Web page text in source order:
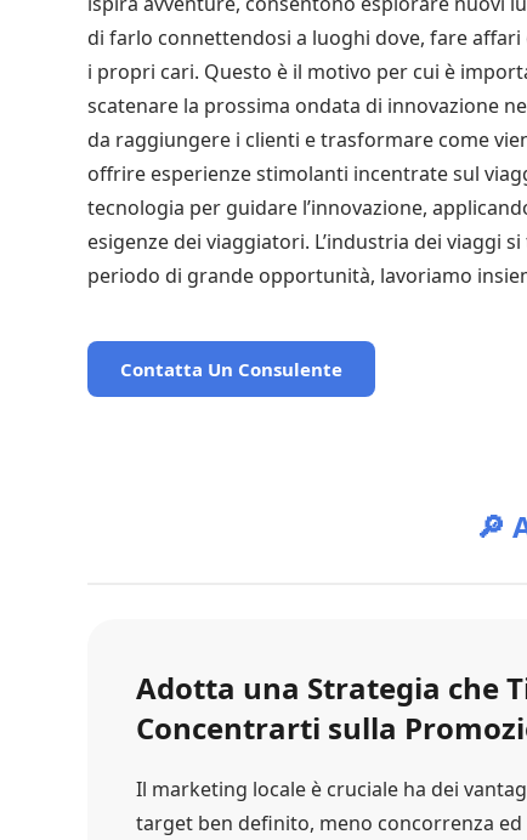
di farlo connettendosi a luoghi dove, fare
i propri cari. Questo è il motivo per cui è
scatenare la prossima ondata di innovazione
da raggiungere i clienti e trasformare come
offrire esperienze stimolanti incentrate sul
tecnologia per guidare l’innovazione,
esigenze dei viaggiatori. L’industria dei viaggi si
periodo di grande opportunità, lavoriamo
Contatta Un Consulente
🔎
Adotta una Strategia che
Concentrarti sulla
Il marketing locale è cruciale ha dei
target ben definito, meno concorrenza ed